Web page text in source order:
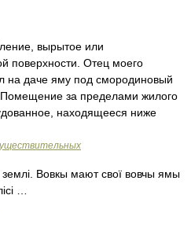
вырытое или
поверхности. Отец моего
даче яму под смородиновый
за пределами жилого
находящееся ниже
Вовкы мают свої вовчы ямы
…